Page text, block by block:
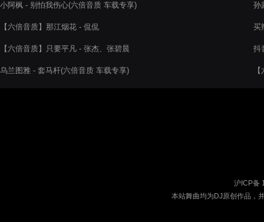
小阿枫 - 别怕我伤心(六倍音质 车载专享)
【六倍音质】那江烟花 - 侃侃
【六倍音质】只要平凡 - 张杰、张碧晨
乌兰图雅 - 套马杆(六倍音质 车载专享)
孙
买
抖
沪ICP备
本站舞曲均为DJ原创作品，